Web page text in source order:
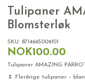
Tulipaner
Blomsterløk
SKU: 8714665009101
NOK100.00
Tulipaner AMAZING
🌷 Flerårige tulipaner –